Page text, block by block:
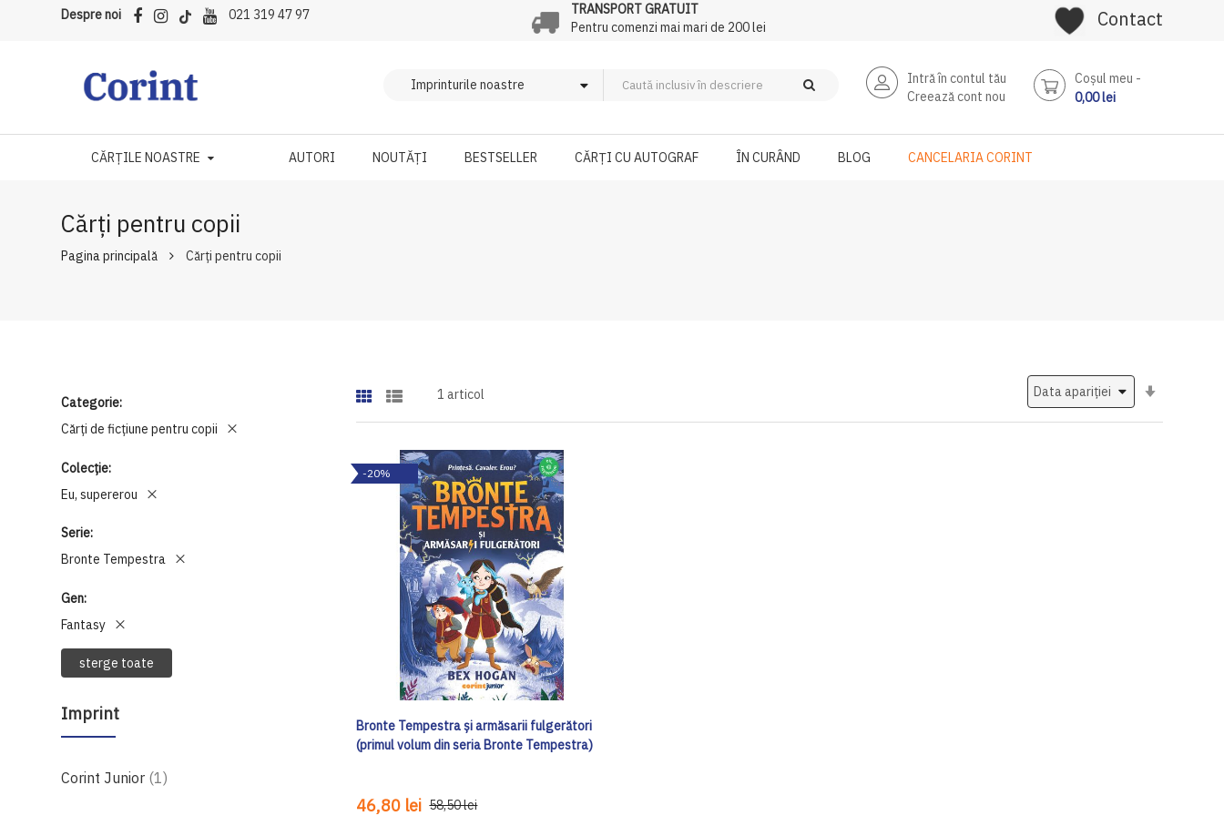
Despre noi 021 319 47 97
TRANSPORT GRATUIT
Pentru comenzi mai mari de 200 lei
Contact
Intră în contul tău
Creează cont nou
Coşul meu
0,00 lei
CĂRȚILE NOASTRE AUTORI NOUTĂȚI BESTSELLER CĂRȚI CU AUTOGRAF ÎN CURÂND BLOG CANCELARIA CORINT
Cărți pentru copii
Pagina principală Cărți pentru copii
Categorie
Cărți de ficțiune pentru copii
Colecție
Eu, supererou
Serie
Bronte Tempestra
Gen
Fantasy
sterge toate
Imprint
Corint Junior 1produs
1 articol
-20%
Bronte Tempestra și armăsarii fulgerători
(primul volum din seria Bronte Tempestra)
46,80 lei 58,50 lei